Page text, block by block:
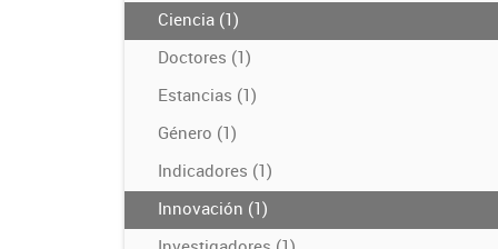
Ciencia (1)
Doctores (1)
Estancias (1)
Género (1)
Indicadores (1)
Innovación (1)